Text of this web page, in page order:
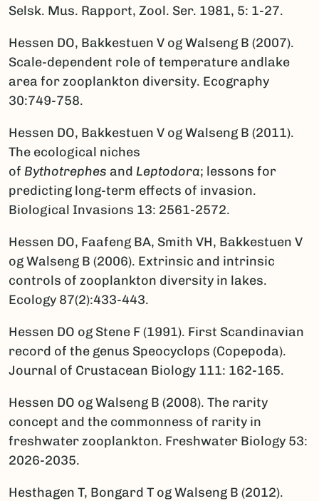
Selsk. Mus. Rapport, Zool. Ser. 1981, 5: 1-27.
Hessen DO, Bakkestuen V og Walseng B (2007).
Scale-dependent role of temperature andlake
area for zooplankton diversity. Ecography
30:749-758.
Hessen DO, Bakkestuen V og Walseng B (2011).
The ecological niches
of Bythotrephes and Leptodora; lessons for
predicting long-term effects of invasion.
Biological Invasions 13: 2561-2572.
Hessen DO, Faafeng BA, Smith VH, Bakkestuen V
og Walseng B (2006). Extrinsic and intrinsic
controls of zooplankton diversity in lakes.
Ecology 87(2):433-443.
Hessen DO og Stene F (1991). First Scandinavian
record of the genus Speocyclops (Copepoda).
Journal of Crustacean Biology 111: 162-165.
Hessen DO og Walseng B (2008). The rarity
concept and the commonness of rarity in
freshwater zooplankton. Freshwater Biology 53:
2026-2035.
Hesthagen T, Bongard T og Walseng B (2012).